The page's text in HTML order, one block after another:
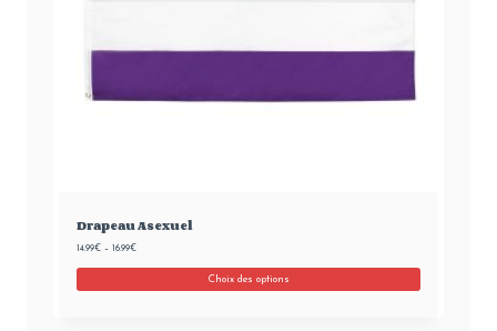
Drapeau Asexuel
14.99€– 16.99€
Choix des options